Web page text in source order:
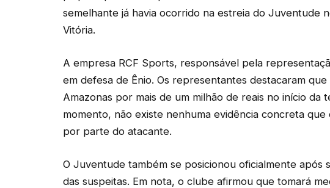
semelhante já havia ocorrido na estreia do Juventude
Vitória.
A empresa RCF Sports, responsável pela
em defesa de Ênio. Os representantes destacaram
Amazonas por mais de um milhão de reais no início
momento, não existe nenhuma evidência concreta
por parte do atacante.
O Juventude também se posicionou oficialmente após
das suspeitas. Em nota, o clube afirmou que tomará